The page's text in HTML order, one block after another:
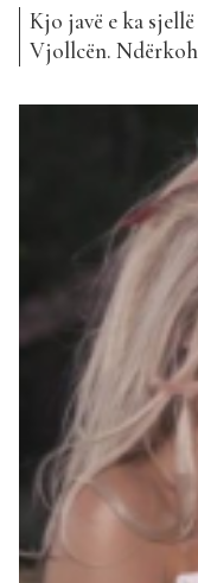
Kjo javë e ka
Vjollcën.
vazhdon të
e preferuar.
ditën e sotme,